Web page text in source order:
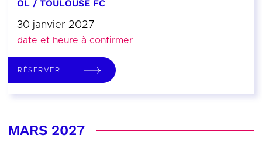
OL / TOULOUSE FC
30 janvier 2027
date et heure à confirmer
RÉSERVER
MARS 2027